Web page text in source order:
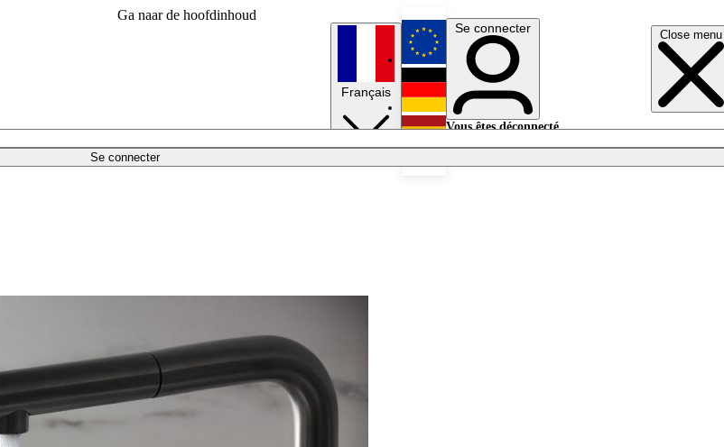
Ga naar de hoofdinhoud
Close menu
Se connecter
Français
English
Deutsch
Se connecter
Vous êtes déconnecté.